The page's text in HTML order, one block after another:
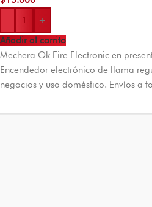
-
+
Añadir al carrito
Mechera Ok Fire Electronic en
Encendedor electrónico de llama
negocios y uso doméstico. Envíos a